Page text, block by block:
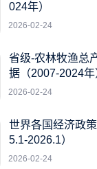
024年）
2026-02-24
省级-农林牧渔总
据（2007-2024年
2026-02-24
世界各国经济政
5.1-2026.1）
2026-02-24